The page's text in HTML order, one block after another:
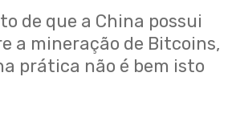
de que a China possui
a mineração de Bitcoins,
prática não é bem isto